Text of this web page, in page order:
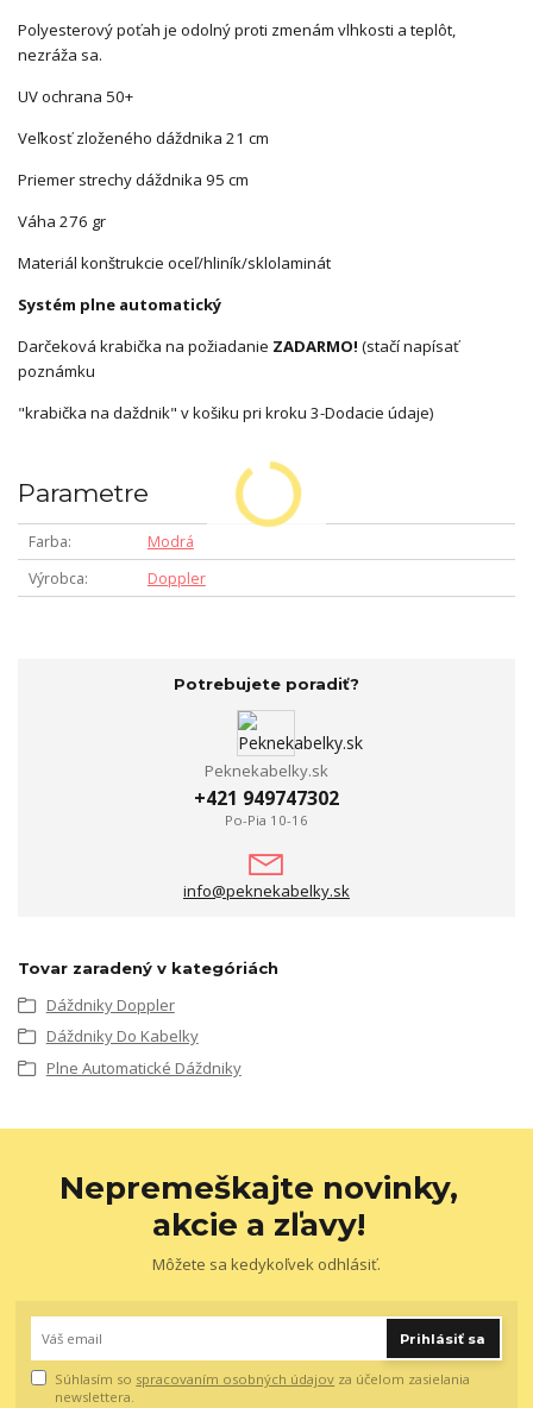
Polyesterový poťah je odolný proti zmenám vlhkosti a teplôt,
nezráža sa.
UV ochrana 50+
Veľkosť zloženého dáždnika 21 cm
Priemer strechy dáždnika 95 cm
Váha 276 gr
Materiál konštrukcie oceľ/hliník/sklolaminát
Systém plne automatický
Darčeková krabička na požiadanie ZADARMO! (stačí napísať
poznámku
"krabička na daždnik" v košiku pri kroku 3-Dodacie údaje)
Parametre
Farba
Modrá
Výrobca
Doppler
Potrebujete poradiť?
Peknekabelky.sk
+421 949747302
Po-Pia 10-16
info@peknekabelky.sk
Tovar zaradený v kategóriách
Dáždniky Doppler
Dáždniky Do Kabelky
Plne Automatické Dáždniky
Nepremeškajte novinky,
akcie a zľavy!
Môžete sa kedykoľvek odhlásiť.
Prihlásiť sa
Súhlasím so spracovaním osobných údajov za účelom zasielania
newslettera.